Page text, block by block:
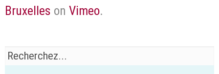
Bruxelles on Vimeo.